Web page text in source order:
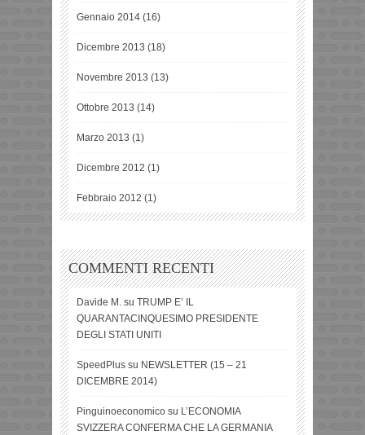
Gennaio 2014 (16)
Dicembre 2013 (18)
Novembre 2013 (13)
Ottobre 2013 (14)
Marzo 2013 (1)
Dicembre 2012 (1)
Febbraio 2012 (1)
COMMENTI RECENTI
Davide M. su TRUMP E’ IL
QUARANTACINQUESIMO PRESIDENTE
DEGLI STATI UNITI
SpeedPlus su NEWSLETTER (15 – 21
DICEMBRE 2014)
Pinguinoeconomico su L’ECONOMIA
SVIZZERA CONFERMA CHE LA GERMANIA